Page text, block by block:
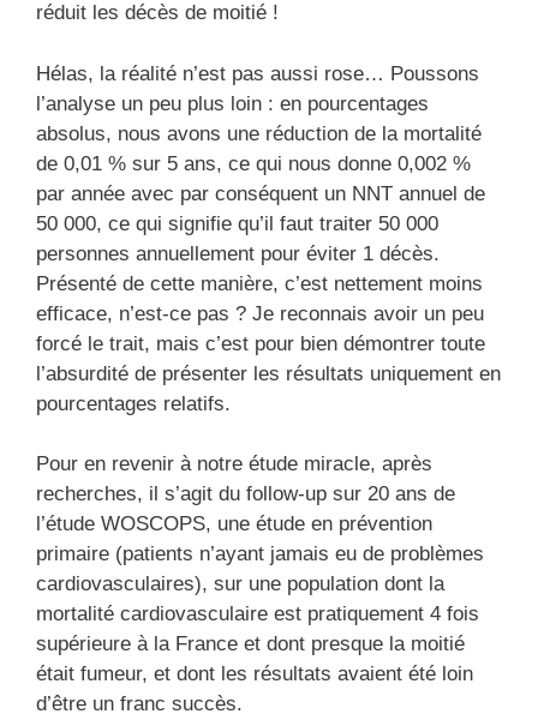
réduit les décès de moitié !
Hélas, la réalité n’est pas aussi rose… Poussons
l’analyse un peu plus loin : en pourcentages
absolus, nous avons une réduction de la mortalité
de 0,01 % sur 5 ans, ce qui nous donne 0,002 %
par année avec par conséquent un NNT annuel de
50 000, ce qui signifie qu’il faut traiter 50 000
personnes annuellement pour éviter 1 décès.
Présenté de cette manière, c’est nettement moins
efficace, n’est-ce pas ? Je reconnais avoir un peu
forcé le trait, mais c’est pour bien démontrer toute
l’absurdité de présenter les résultats uniquement en
pourcentages relatifs.
Pour en revenir à notre étude miracle, après
recherches, il s’agit du follow-up sur 20 ans de
l’étude WOSCOPS, une étude en prévention
primaire (patients n’ayant jamais eu de problèmes
cardiovasculaires), sur une population dont la
mortalité cardiovasculaire est pratiquement 4 fois
supérieure à la France et dont presque la moitié
était fumeur, et dont les résultats avaient été loin
d’être un franc succès.